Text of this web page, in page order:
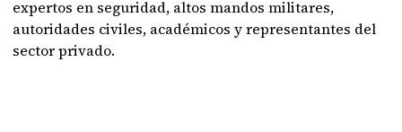
expertos en seguridad, altos mandos militares,
autoridades civiles, académicos y representantes del
sector privado.